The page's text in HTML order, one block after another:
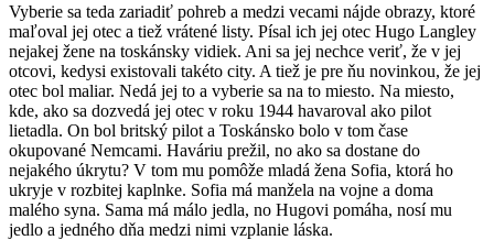
Vyberie sa teda zariadiť pohreb a medzi vecami nájde obrazy, ktoré
maľoval jej otec a tiež vrátené listy. Písal ich jej otec Hugo Langley
nejakej žene na toskánsky vidiek. Ani sa jej nechce veriť, že v jej
otcovi, kedysi existovali takéto city. A tiež je pre ňu novinkou, že jej
otec bol maliar. Nedá jej to a vyberie sa na to miesto. Na miesto,
kde, ako sa dozvedá jej otec v roku 1944 havaroval ako pilot
lietadla. On bol britský pilot a Toskánsko bolo v tom čase
okupované Nemcami. Haváriu prežil, no ako sa dostane do
nejakého úkrytu? V tom mu pomôže mladá žena Sofia, ktorá ho
ukryje v rozbitej kaplnke. Sofia má manžela na vojne a doma
malého syna. Sama má málo jedla, no Hugovi pomáha, nosí mu
jedlo a jedného dňa medzi nimi vzplanie láska.